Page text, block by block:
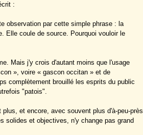
:
observation par cette simple phrase : la
Elle coule de source. Pourquoi vouloir le
Mais j'y crois d'autant moins que l'usage
», voire « gascon occitan » et de
complètement brouillé les esprits du public
"patois".
et encore, avec souvent plus d'à-peu-près
solides et objectives, n'y change pas grand